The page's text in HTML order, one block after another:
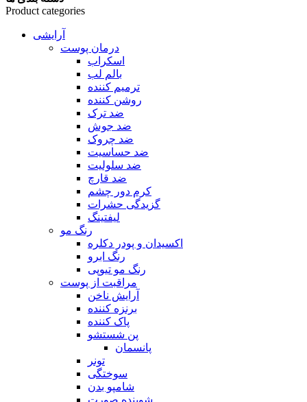
Product categories
آرایشی
درمان پوست
اسکراب
بالم لب
ترمیم کننده
روشن کننده
ضد ترک
ضد جوش
ضد چروک
ضد حساسیت
ضد سلولیت
ضد قارچ
کرم دور چشم
گزیدگی حشرات
لیفتینگ
رنگ مو
اکسیدان و پودر دکلره
رنگ ابرو
رنگ مو تیوپی
مراقبت از پوست
آرایش ناخن
برنزه کننده
پاک کننده
پن شستشو
پانسمان
تونر
سوختگی
شامپو بدن